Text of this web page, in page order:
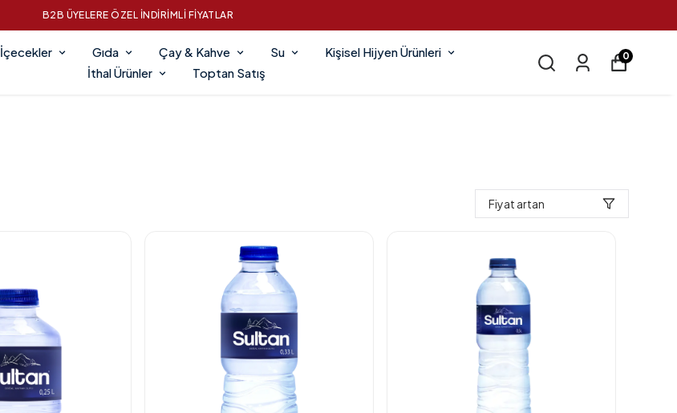
B2B ÜYELERE ÖZEL İNDİRİMLİ FİYATLAR
İçecekler Gıda Çay & Kahve Su
Kişisel Hijyen Ürünleri
İthal Ürünler
Toptan Satış
0
Fiyat artan